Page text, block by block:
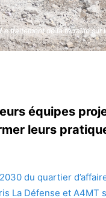
Le traitement de la ferraille sur
Le traitement de la ferraille sur
équipes
leurs
du quartier
La Défense et A4MT